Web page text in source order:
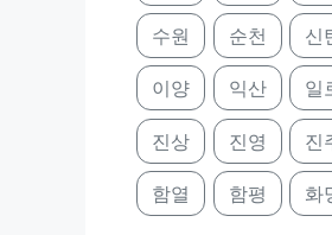
수원 순천 신
이양 익산 일
진상 진영 진
함열 함평 화